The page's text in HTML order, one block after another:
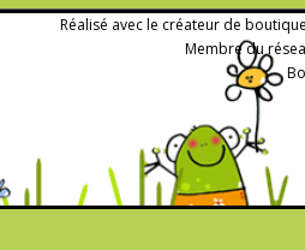
Réalisé avec le créateur de
Membre du